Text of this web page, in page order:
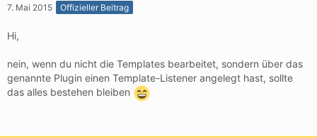
7. Mai 2015 Offizieller Beitrag
Hi,
nein, wenn du nicht die Templates bearbeitet, sondern über das
genannte Plugin einen Template-Listener angelegt hast, sollte
das alles bestehen bleiben